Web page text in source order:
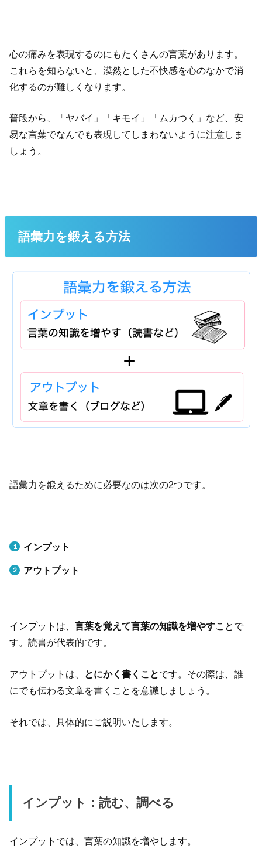
心の痛みを表現するのにもたくさんの言葉があります。
これらを知らないと、漠然とした不快感を心のなかで消
化するのが難しくなります。
普段から、「ヤバイ」「キモイ」「ムカつく」など、安
易な言葉でなんでも表現してしまわないように注意しま
しょう。
語彙力を鍛える方法
語彙力を鍛えるために必要なのは次の2つです。
インプット
アウトプット
インプットは、言葉を覚えて言葉の知識を増やすことで
す。読書が代表的です。
アウトプットは、 とにかく書くことです。その際は、誰
にでも伝わる文章を書くことを意識しましょう。
それでは、具体的にご説明いたします。
インプット：読む、調べる
インプットでは、言葉の知識を増やします。